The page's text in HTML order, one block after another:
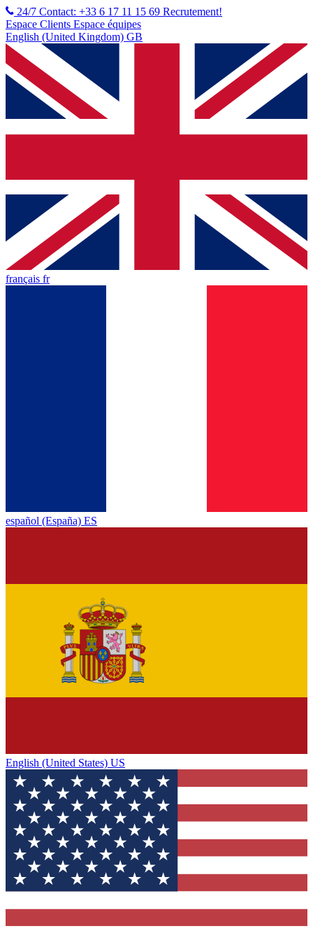
24/7 Contact: +33 6 17 11 15 69 Recrutement!
Espace Clients Espace équipes
English (United Kingdom) GB
français fr
español (España) ES
English (United States) US